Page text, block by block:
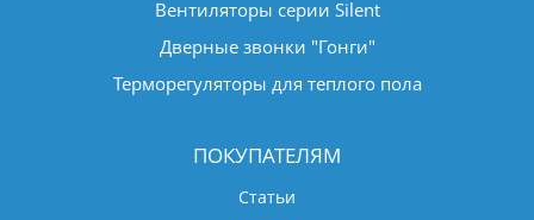
Вентиляторы серии Silent
Дверные звонки "Гонги"
Терморегуляторы для теплого пола
ПОКУПАТЕЛЯМ
Статьи